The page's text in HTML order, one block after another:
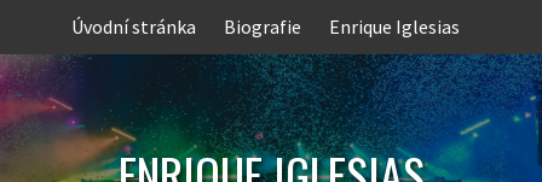
content
Úvodní stránka Biografie Enrique Iglesias